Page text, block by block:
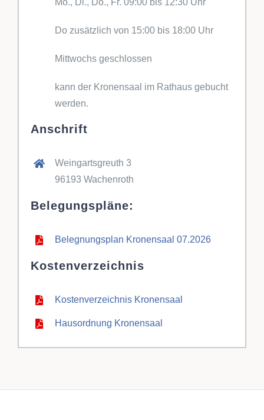
Do zusätzlich von 15:00 bis 18:00 Uhr
Mittwochs geschlossen
kann der Kronensaal im Rathaus gebucht
werden.
Anschrift
Weingartsgreuth 3
96193 Wachenroth
Belegungspläne:
Belegnungsplan Kronensaal 07.2026
Kostenverzeichnis
Kostenverzeichnis Kronensaal
Hausordnung Kronensaal